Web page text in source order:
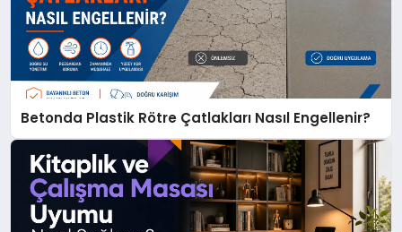
Betonda Plastik Rötre Çatlakları Nasıl Engellenir?